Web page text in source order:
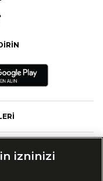
izninizi